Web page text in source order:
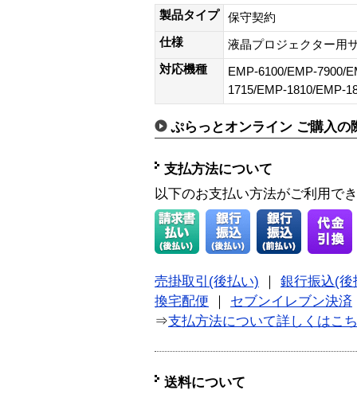
製品タイプ
保守契約
仕様
液晶プロジェクター用
対応機種
EMP-6100/EMP-7900/
1715/EMP-1810/EMP-
ぷらっとオンライン ご購入の
支払方法について
以下のお支払い方法がご利用で
売掛取引(後払い) ｜ 銀行振込(後
換宅配便 ｜ セブンイレブン決済
⇒支払方法について詳しくはこ
送料について